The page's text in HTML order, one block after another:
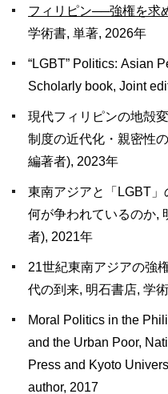
フィリピン──強権を求
学術書, 単著, 2026年
“LGBT” Politics: Asian
Scholarly book, Joint
現代フィリピンの地殻
制度の近代化・親密性
編著者), 2023年
東南アジアと「LGBT
何が争われているのか,
者), 2021年
21世紀東南アジアの
代の到来, 明石書店, 学
Moral Politics in the
and the Urban Poor,
Press and Kyoto
author, 2017